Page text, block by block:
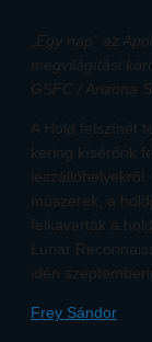
„Egy nap” az
megvilágítási
GSFC / Arizona
A Hold felszínét
kering kísérőnk
műszerek, a
felkavarták a
Lunar
idén
Frey Sándor